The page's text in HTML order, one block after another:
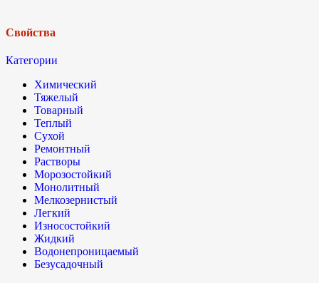
Свойства
Категории
Химический
Тяжелый
Товарный
Теплый
Сухой
Ремонтный
Растворы
Морозостойкий
Монолитный
Мелкозернистый
Легкий
Износостойкий
Жидкий
Водонепроницаемый
Безусадочный